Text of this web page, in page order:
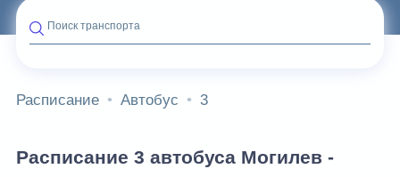
Поиск транспорта
Расписание Автобус 3
Расписание 3 автобуса Могилев -